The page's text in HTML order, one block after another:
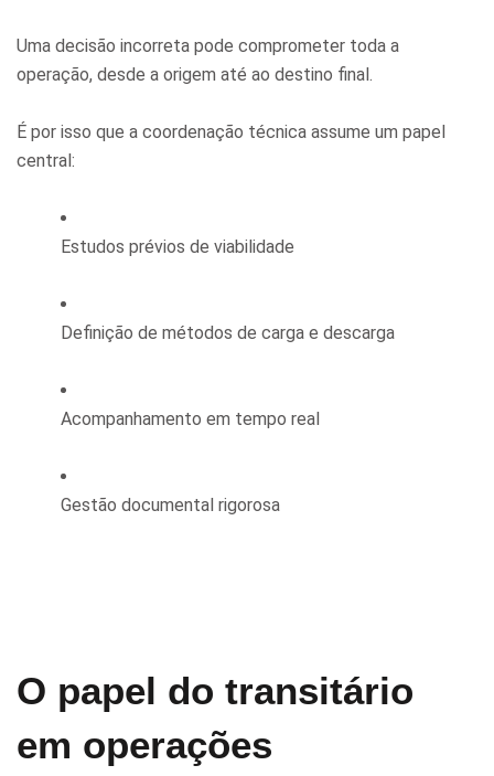
Uma decisão incorreta pode comprometer toda a
operação, desde a origem até ao destino final.
É por isso que a coordenação técnica assume um papel
central:
Estudos prévios de viabilidade
Definição de métodos de carga e descarga
Acompanhamento em tempo real
Gestão documental rigorosa
O papel do transitário
em operações